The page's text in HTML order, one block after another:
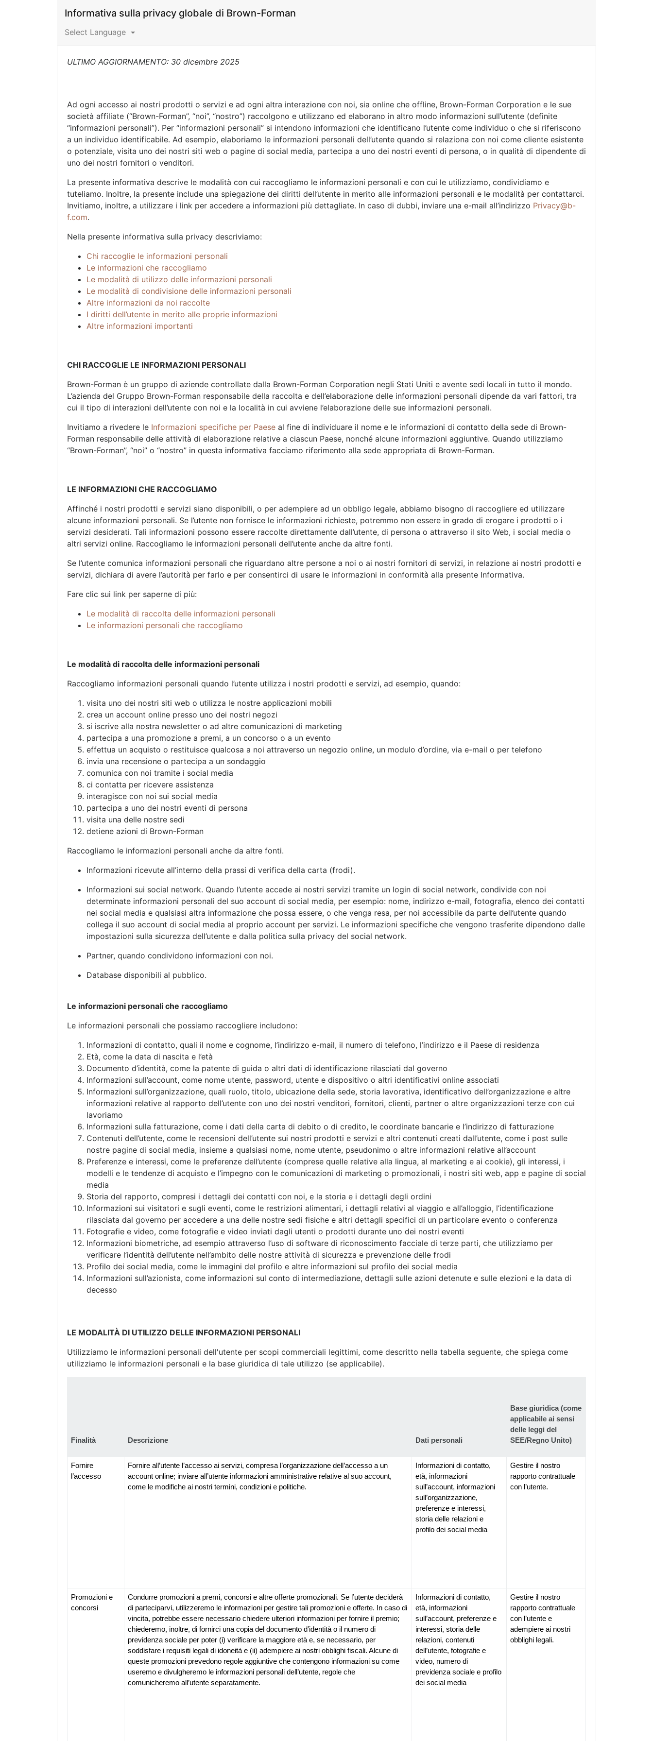
Informativa sulla privacy globale di Brown-Forman
Select Language
ULTIMO AGGIORNAMENTO: 30 dicembre 2025
Ad ogni accesso ai nostri prodotti o servizi e ad ogni altra interazione con noi, sia online che offline, Brown-Forman Corporation e le sue
società affiliate (“Brown-Forman”, “noi”, “nostro”) raccolgono e utilizzano ed elaborano in altro modo informazioni sull’utente (definite
“informazioni personali”). Per “informazioni personali” si intendono informazioni che identificano l’utente come individuo o che si riferiscono
a un individuo identificabile. Ad esempio, elaboriamo le informazioni personali dell’utente quando si relaziona con noi come cliente esistente
o potenziale, visita uno dei nostri siti web o pagine di social media, partecipa a uno dei nostri eventi di persona, o in qualità di dipendente di
uno dei nostri fornitori o venditori.
La presente informativa descrive le modalità con cui raccogliamo le informazioni personali e con cui le utilizziamo, condividiamo e
tuteliamo. Inoltre, la presente include una spiegazione dei diritti dell’utente in merito alle informazioni personali e le modalità per contattarci.
Invitiamo, inoltre, a utilizzare i link per accedere a informazioni più dettagliate. In caso di dubbi, inviare una e-mail all’indirizzo Privacy@b-
f.com.
Nella presente informativa sulla privacy descriviamo:
Chi raccoglie le informazioni personali
Le informazioni che raccogliamo
Le modalità di utilizzo delle informazioni personali
Le modalità di condivisione delle informazioni personali
Altre informazioni da noi raccolte
I diritti dell’utente in merito alle proprie informazioni
Altre informazioni importanti
CHI RACCOGLIE LE INFORMAZIONI PERSONALI
Brown-Forman è un gruppo di aziende controllate dalla Brown-Forman Corporation negli Stati Uniti e avente sedi locali in tutto il mondo.
L’azienda del Gruppo Brown-Forman responsabile della raccolta e dell’elaborazione delle informazioni personali dipende da vari fattori, tra
cui il tipo di interazioni dell’utente con noi e la località in cui avviene l’elaborazione delle sue informazioni personali.
Invitiamo a rivedere le Informazioni specifiche per Paese al fine di individuare il nome e le informazioni di contatto della sede di Brown-
Forman responsabile delle attività di elaborazione relative a ciascun Paese, nonché alcune informazioni aggiuntive. Quando utilizziamo
“Brown-Forman”, “noi” o “nostro” in questa informativa facciamo riferimento alla sede appropriata di Brown-Forman.
LE INFORMAZIONI CHE RACCOGLIAMO
Affinché i nostri prodotti e servizi siano disponibili, o per adempiere ad un obbligo legale, abbiamo bisogno di raccogliere ed utilizzare
alcune informazioni personali. Se l’utente non fornisce le informazioni richieste, potremmo non essere in grado di erogare i prodotti o i
servizi desiderati. Tali informazioni possono essere raccolte direttamente dall’utente, di persona o attraverso il sito Web, i social media o
altri servizi online. Raccogliamo le informazioni personali dell’utente anche da altre fonti.
Se l’utente comunica informazioni personali che riguardano altre persone a noi o ai nostri fornitori di servizi, in relazione ai nostri prodotti e
servizi, dichiara di avere l’autorità per farlo e per consentirci di usare le informazioni in conformità alla presente Informativa.
Fare clic sui link per saperne di più:
Le modalità di raccolta delle informazioni personali
Le informazioni personali che raccogliamo
Le modalità di raccolta delle informazioni personali
Raccogliamo informazioni personali quando l’utente utilizza i nostri prodotti e servizi, ad esempio, quando:
visita uno dei nostri siti web o utilizza le nostre applicazioni mobili
crea un account online presso uno dei nostri negozi
si iscrive alla nostra newsletter o ad altre comunicazioni di marketing
partecipa a una promozione a premi, a un concorso o a un evento
effettua un acquisto o restituisce qualcosa a noi attraverso un negozio online, un modulo d’ordine, via e-mail o per telefono
invia una recensione o partecipa a un sondaggio
comunica con noi tramite i social media
ci contatta per ricevere assistenza
interagisce con noi sui social media
partecipa a uno dei nostri eventi di persona
visita una delle nostre sedi
detiene azioni di Brown-Forman
Raccogliamo le informazioni personali anche da altre fonti.
Informazioni ricevute all’interno della prassi di verifica della carta (frodi).
Informazioni sui social network. Quando l’utente accede ai nostri servizi tramite un login di social network, condivide con noi
determinate informazioni personali del suo account di social media, per esempio: nome, indirizzo e-mail, fotografia, elenco dei contatti
nei social media e qualsiasi altra informazione che possa essere, o che venga resa, per noi accessibile da parte dell’utente quando
collega il suo account di social media al proprio account per servizi. Le informazioni specifiche che vengono trasferite dipendono dalle
impostazioni sulla sicurezza dell’utente e dalla politica sulla privacy del social network.
Partner, quando condividono informazioni con noi.
Database disponibili al pubblico.
Le informazioni personali che raccogliamo
Le informazioni personali che possiamo raccogliere includono:
Informazioni di contatto, quali il nome e cognome, l’indirizzo e-mail, il numero di telefono, l’indirizzo e il Paese di residenza
Età, come la data di nascita e l’età
Documento d’identità, come la patente di guida o altri dati di identificazione rilasciati dal governo
Informazioni sull’account, come nome utente, password, utente e dispositivo o altri identificativi online associati
Informazioni sull’organizzazione, quali ruolo, titolo, ubicazione della sede, storia lavorativa, identificativo dell’organizzazione e altre
informazioni relative al rapporto dell’utente con uno dei nostri venditori, fornitori, clienti, partner o altre organizzazioni terze con cui
lavoriamo
Informazioni sulla fatturazione, come i dati della carta di debito o di credito, le coordinate bancarie e l’indirizzo di fatturazione
Contenuti dell’utente, come le recensioni dell’utente sui nostri prodotti e servizi e altri contenuti creati dall’utente, come i post sulle
nostre pagine di social media, insieme a qualsiasi nome, nome utente, pseudonimo o altre informazioni relative all’account
Preferenze e interessi, come le preferenze dell’utente (comprese quelle relative alla lingua, al marketing e ai cookie), gli interessi, i
modelli e le tendenze di acquisto e l’impegno con le comunicazioni di marketing o promozionali, i nostri siti web, app e pagine di social
media
Storia del rapporto, compresi i dettagli dei contatti con noi, e la storia e i dettagli degli ordini
Informazioni sui visitatori e sugli eventi, come le restrizioni alimentari, i dettagli relativi al viaggio e all’alloggio, l’identificazione
rilasciata dal governo per accedere a una delle nostre sedi fisiche e altri dettagli specifici di un particolare evento o conferenza
Fotografie e video, come fotografie e video inviati dagli utenti o prodotti durante uno dei nostri eventi
Informazioni biometriche, ad esempio attraverso l’uso di software di riconoscimento facciale di terze parti, che utilizziamo per
verificare l’identità dell’utente nell’ambito delle nostre attività di sicurezza e prevenzione delle frodi
Profilo dei social media, come le immagini del profilo e altre informazioni sul profilo dei social media
Informazioni sull’azionista, come informazioni sul conto di intermediazione, dettagli sulle azioni detenute e sulle elezioni e la data di
decesso
LE MODALITÀ DI UTILIZZO DELLE INFORMAZIONI PERSONALI
Utilizziamo le informazioni personali dell'utente per scopi commerciali legittimi, come descritto nella tabella seguente, che spiega come
utilizziamo le informazioni personali e la base giuridica di tale utilizzo (se applicabile).
Finalità Descrizione Dati personali
Base giuridica (come
applicabile ai sensi
delle leggi del
SEE/Regno Unito)
Fornire
l’accesso
Fornire all’utente l’accesso ai servizi, compresa l’organizzazione dell’accesso a un
account online; inviare all’utente informazioni amministrative relative al suo account,
come le modifiche ai nostri termini, condizioni e politiche.
Informazioni di contatto,
età, informazioni
sull’account, informazioni
sull’organizzazione,
preferenze e interessi,
storia delle relazioni e
profilo dei social media
Gestire il nostro
rapporto contrattuale
con l’utente.
Promozioni e
concorsi
Condurre promozioni a premi, concorsi e altre offerte promozionali. Se l’utente deciderà
di parteciparvi, utilizzeremo le informazioni per gestire tali promozioni e offerte. In caso di
vincita, potrebbe essere necessario chiedere ulteriori informazioni per fornire il premio;
chiederemo, inoltre, di fornirci una copia del documento d’identità o il numero di
previdenza sociale per poter (i) verificare la maggiore età e, se necessario, per
soddisfare i requisiti legali di idoneità e (ii) adempiere ai nostri obblighi fiscali. Alcune di
queste promozioni prevedono regole aggiuntive che contengono informazioni su come
useremo e divulgheremo le informazioni personali dell’utente, regole che
comunicheremo all’utente separatamente.
Informazioni di contatto,
età, informazioni
sull’account, preferenze e
interessi, storia delle
relazioni, contenuti
dell’utente, fotografie e
video, numero di
previdenza sociale e profilo
dei social media
Gestire il nostro
rapporto contrattuale
con l’utente e
adempiere ai nostri
obblighi legali.